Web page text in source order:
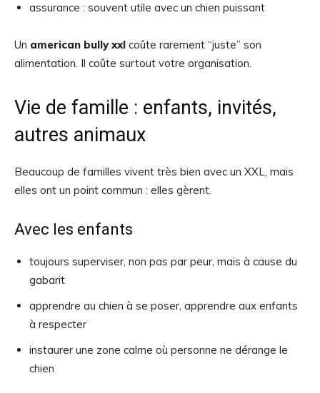
assurance : souvent utile avec un chien puissant
Un american bully xxl coûte rarement “juste” son
alimentation. Il coûte surtout votre organisation.
Vie de famille : enfants, invités,
autres animaux
Beaucoup de familles vivent très bien avec un XXL, mais
elles ont un point commun : elles gèrent.
Avec les enfants
toujours superviser, non pas par peur, mais à cause du
gabarit
apprendre au chien à se poser, apprendre aux enfants
à respecter
instaurer une zone calme où personne ne dérange le
chien